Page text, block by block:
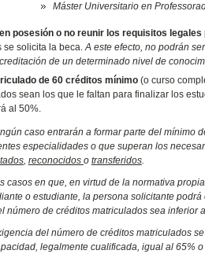
Máster Universitario en
posesión o no reunir los requisitos legales
se solicita la beca.A este efecto, no podrán
de un determinado nivel de
de 60 créditos mínimo(o curso
sean los que le faltan para finalizar los
al 50%.
caso entrarán a formar parte del mínimo
especialidades o que superan los
, reconocidos o transferidos.
casos en que, en virtud de la normativa
o estudiante, la persona solicitante
número de créditos matriculados sea inferior
del número de créditos matriculados
legalmente cualificada, igual al 65%